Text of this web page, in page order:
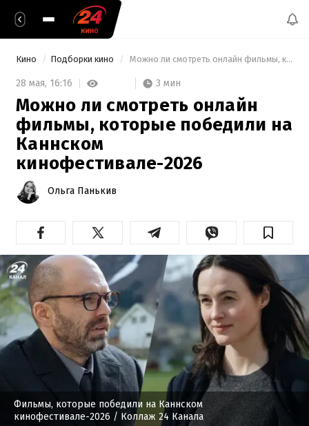
Кино Подборки кино Можно ли смотреть онлайн фильмы, которые победили на Каннском кинофестивале-2026
28 мая, 16:16 3 мин
Можно ли смотреть онлайн
фильмы, которые победили на
Каннском
кинофестивале-2026
Ольга Панькив
Фильмы, которые победили на Каннском
кинофестивале-2026 / Коллаж 24 Канала